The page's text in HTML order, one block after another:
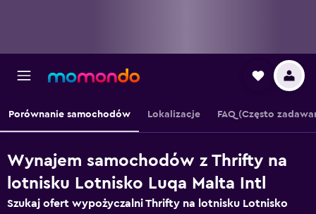
Porównanie samochodów Lokalizacje FAQ (Często
Wynajem samochodów z Thrifty na
lotnisku Lotnisko Luqa Malta Intl
Szukaj ofert wypożyczalni Thrifty na lotnisku Lotnisko